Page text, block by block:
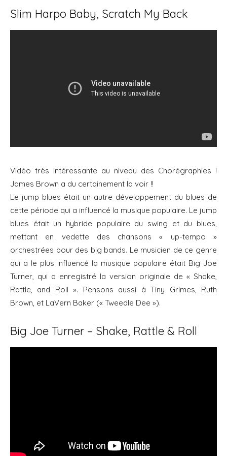
Slim Harpo Baby, Scratch My Back
Vidéo très intéressante au niveau des Chorégraphies !
James Brown a du certainement la voir !!
Le jump blues était un autre développement du blues de
cette période qui a influencé la musique populaire. Le jump
blues était un hybride populaire du swing et du blues,
mettant en vedette des chansons « up-tempo »
orchestrées pour des big bands. Le musicien de ce genre
qui a le plus influencé la musique populaire était Big Joe
Turner, qui a enregistré la version originale de « Shake,
Rattle, and Roll ». Pensons aussi à Tiny Grimes, Ruth
Brown, et LaVern Baker (« Tweedle Dee »).
Big Joe Turner – Shake, Rattle & Roll